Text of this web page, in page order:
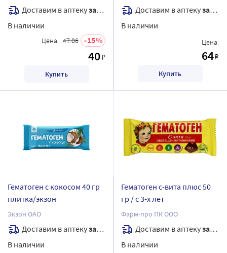
Доставим в аптекузавтра
В наличии
Цена: 47.06 15
40₽
Купить
Доставим в аптекузавтра
В наличии
Цена:
64₽
Купить
Гематоген с кокосом 40 гр
плитка/экзон
Экзон ОАО
Доставим в аптекузавтра
В наличии
Гематоген с-вита плюс 50
гр / с 3-х лет
Фарм-про ПК ООО
Доставим в аптекузавтра
В наличии